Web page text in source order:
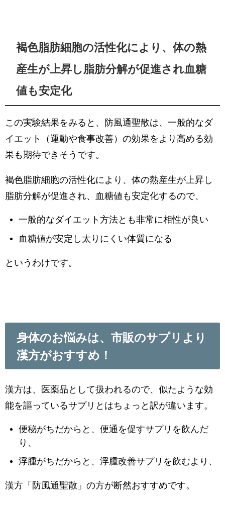
褐色脂肪細胞の活性化により、体の熱
産生が上昇し脂肪分解が促進され血糖
値も安定化
この実験結果をみると、防風通聖散は、一般的なダ
イエット（運動や食事改善）の効果をより高める効
果も期待できそうです。
褐色脂肪細胞の活性化により、体の熱産生が上昇し
脂肪分解が促進され、血糖値も安定化するので、
一般的なダイエット方法とも非常に相性が良い
血糖値が安定し太りにくい体質になる
というわけです。
身体のお悩みは、市販のサプリより
漢方がおすすめ！
漢方は、医薬品として扱われるので、似たような効
能を謳っているサプリとはちょっと訳が違います。
便秘がちだからと、便通を促すサプリを飲んだ
り、
浮腫がちだからと、浮腫改善サプリを飲むより、
漢方「防風通聖散」の方が断然おすすめです。